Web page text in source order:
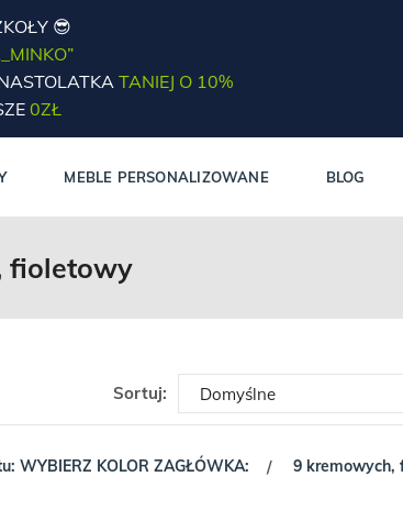
😎
TANIEJ O 10%
0ZŁ
MEBLE PERSONALIZOWANE BLOG
fioletowy
Sortuj:
WYBIERZ KOLOR ZAGŁÓWKA: / 9 kremowych,